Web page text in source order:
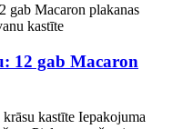
12 gab Macaron